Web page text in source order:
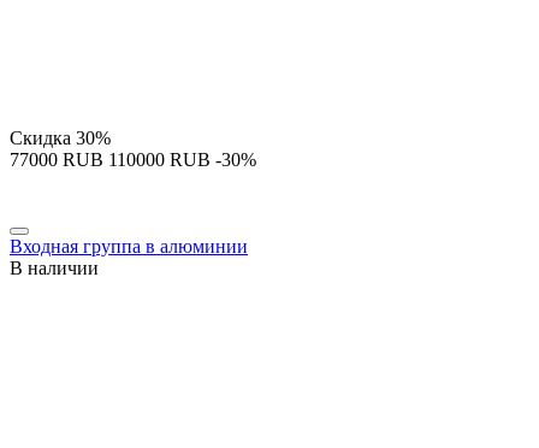
Скидка 30%
‍77000‍ RUB ‍110000‍ RUB -30%
Входная группа в алюминии
В наличии